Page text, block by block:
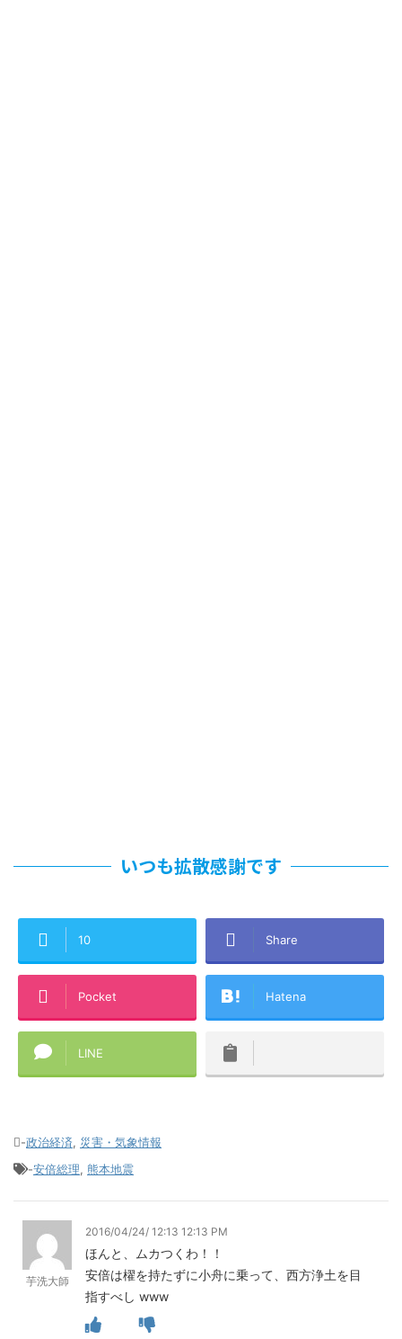
いつも拡散感謝です
10 Share
Pocket Hatena
LINE
-政治経済, 災害・気象情報
-安倍総理, 熊本地震
芋洗大師
2016/04/24/ 12:13 12:13 PM
ほんと、ムカつくわ！！
安倍は櫂を持たずに小舟に乗って、西方浄土を目
指すべし www